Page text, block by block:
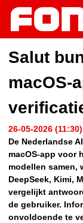
Salut
macOS-
26-05-2026
De Nederlandse
macOS-app voor
modellen samen,
DeepSeek, Kimi,
vergelijkt
de gebruiker.
onvoldoende te